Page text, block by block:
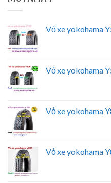
Vỏ xe yokohama
Vỏ xe yokohama
Vỏ xe yokohama
Vỏ xe yokohama